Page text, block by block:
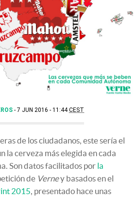
7 JUN 2016 - 11:44CEST
de los ciudadanos, este sería el
la cerveza más elegida en cada
Son datos facilitados por la
de Verney basados en el
2015, presentado hace unas